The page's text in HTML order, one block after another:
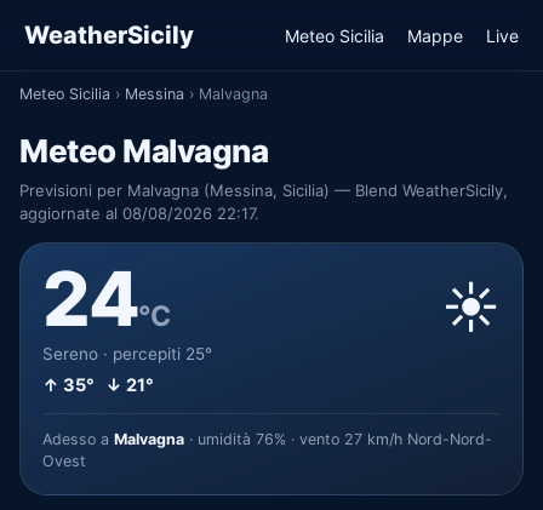
WeatherSicily Meteo Sicilia Mappe Live
Meteo Sicilia › Messina › Malvagna
Meteo Malvagna
Previsioni per Malvagna (Messina, Sicilia) — Blend WeatherSicily,
aggiornate al 08/08/2026 22:17.
24°C
Sereno · percepiti 25°
↑ 35° ↓ 21°
☀️
Adesso a Malvagna · umidità 76% · vento 27 km/h Nord-Nord-
Ovest